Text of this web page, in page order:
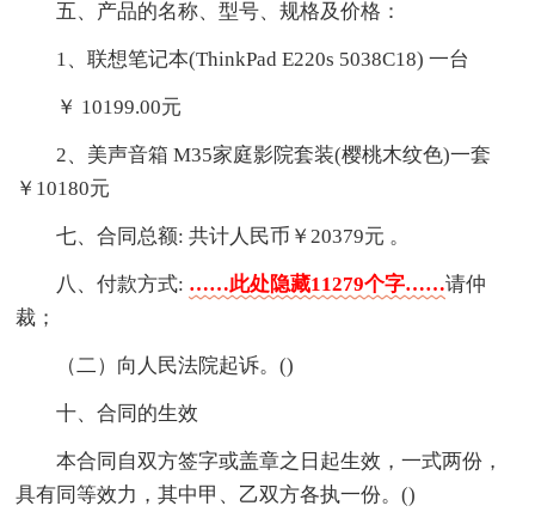
五、产品的名称、型号、规格及价格：
1、联想笔记本(ThinkPad E220s 5038C18) 一台
￥ 10199.00元
2、美声音箱 M35家庭影院套装(樱桃木纹色)一套
￥10180元
七、合同总额: 共计人民币￥20379元 。
八、付款方式: ……此处隐藏11279个字……请仲
裁；
（二）向人民法院起诉。()
十、合同的生效
本合同自双方签字或盖章之日起生效，一式两份，
具有同等效力，其中甲、乙双方各执一份。()